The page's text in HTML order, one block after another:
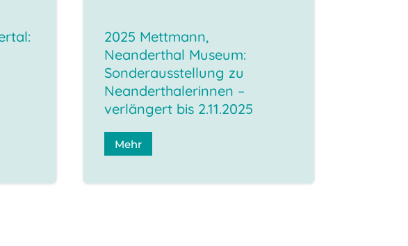
2025 Mettmann,
Neanderthal Museum:
Sonderausstellung zu
Neanderthalerinnen –
verlängert bis 2.11.2025
Mehr